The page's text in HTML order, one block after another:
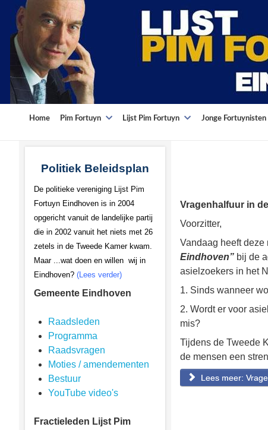
Home Pim Fortuyn Lijst Pim Fortuyn Jonge Fortuynisten
Politiek Beleidsplan
De politieke vereniging Lijst Pim
Fortuyn Eindhoven is in 2004
opgericht vanuit de landelijke partij
die in 2002 vanuit het niets met 26
zetels in de Tweede Kamer kwam.
Maar ...wat doen en willen wij in
Eindhoven? (Lees verder)
Gemeente Eindhoven
Raadsleden
Programma
Raadsvragen
Moties / amendementen
Bestuur
YouTube video's
Fractieleden Lijst Pim
Vragenhalfuur in
Voorzitter,
Vandaag heeft deze
Eindhoven” bij de
asielzoekers in het
1. Sinds wanneer
2. Wordt er voor
mis?
Tijdens de Tweede
de mensen een
Lees meer: